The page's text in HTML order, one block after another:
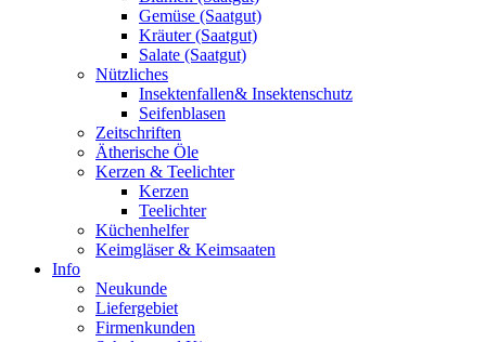
Gemüse (Saatgut)
Kräuter (Saatgut)
Salate (Saatgut)
Nützliches
Insektenfallen& Insektenschutz
Seifenblasen
Zeitschriften
Ätherische Öle
Kerzen & Teelichter
Kerzen
Teelichter
Küchenhelfer
Keimgläser & Keimsaaten
Info
Neukunde
Liefergebiet
Firmenkunden